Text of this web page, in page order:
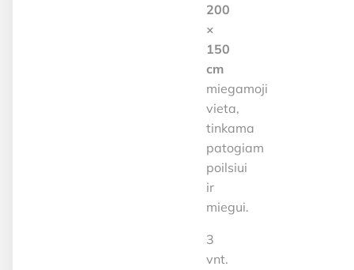
200
×
150
cm
miegamoji
vieta,
tinkama
patogiam
poilsiui
ir
miegui.
3
vnt.